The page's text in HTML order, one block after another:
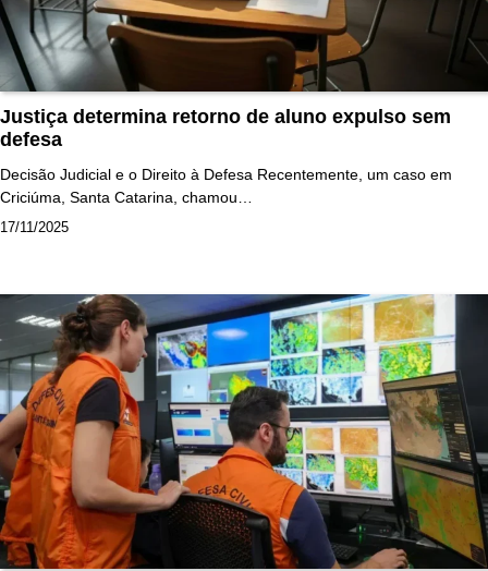
Justiça determina retorno de aluno expulso sem
defesa
Decisão Judicial e o Direito à Defesa Recentemente, um caso em
Criciúma, Santa Catarina, chamou…
17/11/2025